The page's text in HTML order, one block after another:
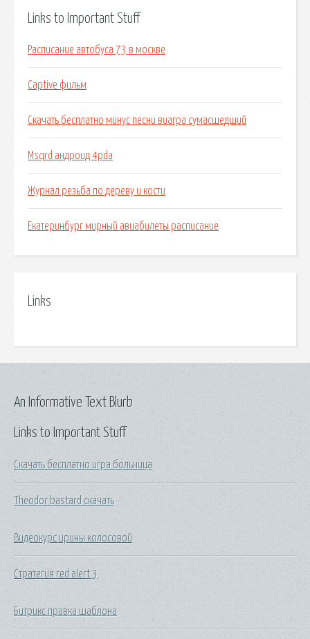
Links to Important Stuff
Расписание автобуса 73 в москве
Captive фильм
Скачать бесплатно минус песни виагра сумасшедший
Msqrd андроид 4pda
Журнал резьба по дереву и кости
Екатеринбург мирный авиабилеты расписание
Links
Links to Important Stuff
Скачать бесплатно игра больница
Theodor bastard скачать
Видеокурс ирины колосовой
Стратегия red alert 3
Битрикс правка шаблона
An Informative Text Blurb